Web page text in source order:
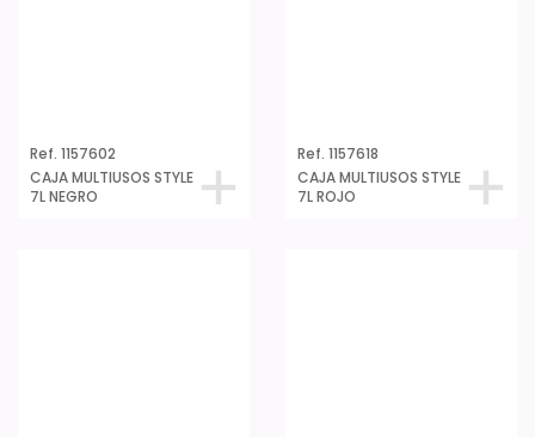
Ref. 1157602
CAJA MULTIUSOS STYLE
7L NEGRO